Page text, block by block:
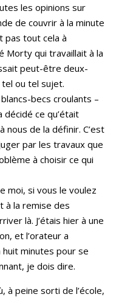
les opinions sur
de couvrir à la minute
pas tout cela à
Morty qui travaillait à la
peut-être deux-
ou tel sujet.
becs croulants –
décidé ce qu’était
nous de la définir. C’est
par les travaux que
à choisir ce qui
moi, si vous le voulez
à la remise des
là. J’étais hier à une
et l’orateur a
huit minutes pour se
je dois dire.
à peine sorti de l’école,